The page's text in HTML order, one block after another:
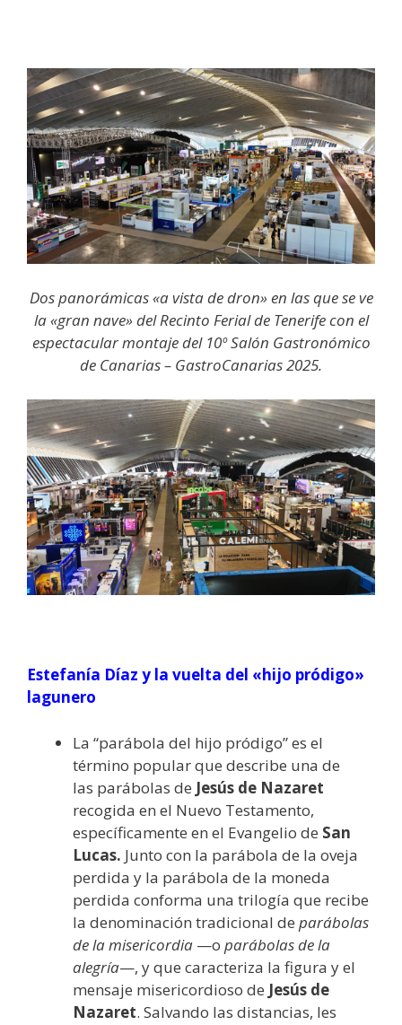
Dos panorámicas «a vista de dron» en las que se ve
la «gran nave» del Recinto Ferial de Tenerife con el
espectacular montaje del 10º Salón Gastronómico
de Canarias – GastroCanarias 2025.
Estefanía Díaz y la vuelta del «hijo pródigo»
lagunero
La “parábola del hijo pródigo” es el
término popular que describe una de
las parábolas de Jesús de Nazaret
recogida en el Nuevo Testamento,
específicamente en el Evangelio de San
Lucas. Junto con la parábola de la oveja
perdida y la parábola de la moneda
perdida conforma una trilogía que recibe
la denominación tradicional de parábolas
de la misericordia —o parábolas de la
alegría—,​ y que caracteriza la figura y el
mensaje misericordioso de Jesús de
Nazaret. Salvando las distancias, les